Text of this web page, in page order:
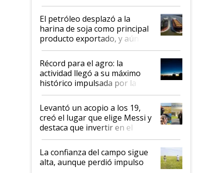
El petróleo desplazó a la
harina de soja como principal
producto exportado, y aún así
el agro aportó casi seis de cada
diez dólares y sostuvo el
liderazgo en un semestre
récord
Récord para el agro: la
actividad llegó a su máximo
histórico impulsada por la
cosecha y las exportaciones
Levantó un acopio a los 19,
creó el lugar que elige Messi y
destaca que invertir en el
kirchnerismo era como "darle
plata a un hijo para droga":
Juan Félix Rossetti, el libertario
que de una dura crisis salió
La confianza del campo sigue
alta, aunque perdió impulso